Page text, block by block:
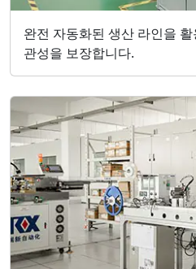
완전 자동화된 생산 라인을
관성을 보장합니다.